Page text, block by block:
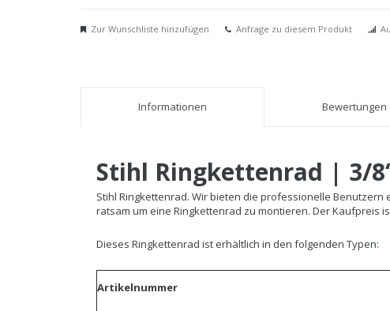
Zur Wunschliste hinzufügen Anfrage zu diesem Produkt
Informationen Bewertungen
Stihl Ringkettenrad | 3/
Stihl Ringkettenrad. Wir bieten die professionelle
ratsam um eine Ringkettenrad zu montieren. Der Kaufpreis
Dieses Ringkettenrad ist erhältlich in den folgenden Typen:
Artikelnummer